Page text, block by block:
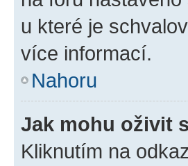
u které je
více informací.
Nahoru
Jak mohu oživit
Kliknutím na